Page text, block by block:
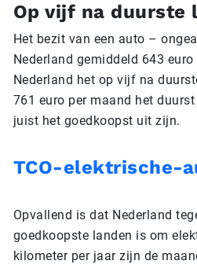
Op vijf na duurste
Het bezit van een auto –
Nederland gemiddeld 643
Nederland het op vijf na
761 euro per maand het
juist het goedkoopst uit zijn.
TCO-elektrische-
Opvallend is dat Nederland
goedkoopste landen is om
kilometer per jaar zijn de